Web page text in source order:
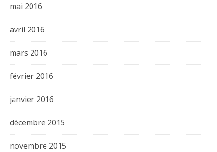
mai 2016
avril 2016
mars 2016
février 2016
janvier 2016
décembre 2015
novembre 2015